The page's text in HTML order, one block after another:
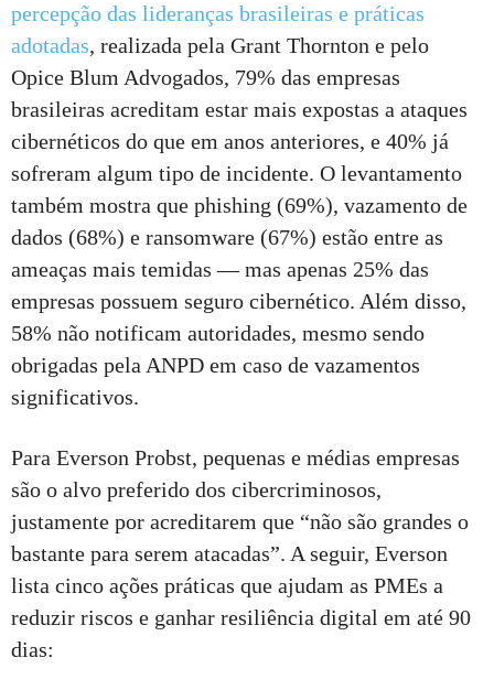
percepção das lideranças brasileiras e práticas
adotadas, realizada pela Grant Thornton e pelo
Opice Blum Advogados, 79% das empresas
brasileiras acreditam estar mais expostas a ataques
cibernéticos do que em anos anteriores, e 40% já
sofreram algum tipo de incidente. O levantamento
também mostra que phishing (69%), vazamento de
dados (68%) e ransomware (67%) estão entre as
ameaças mais temidas — mas apenas 25% das
empresas possuem seguro cibernético. Além disso,
58% não notificam autoridades, mesmo sendo
obrigadas pela ANPD em caso de vazamentos
significativos.
Para Everson Probst, pequenas e médias empresas
são o alvo preferido dos cibercriminosos,
justamente por acreditarem que “não são grandes o
bastante para serem atacadas”. A seguir, Everson
lista cinco ações práticas que ajudam as PMEs a
reduzir riscos e ganhar resiliência digital em até 90
dias: